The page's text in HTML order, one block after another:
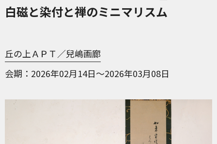
白磁と染付と禅のミニマリスム
丘の上ＡＰＴ／兒嶋画廊
会期
2026年02月14日～2026年03月08日